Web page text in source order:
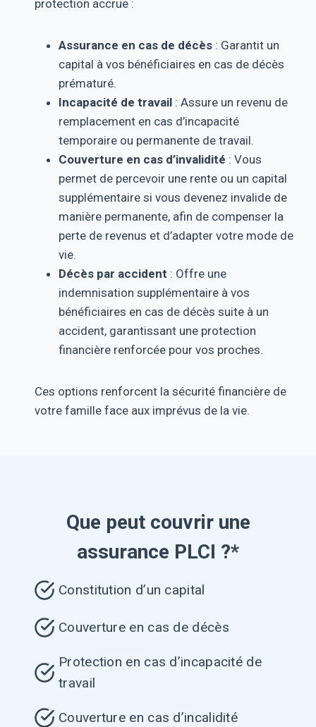
protection accrue :
Assurance en cas de décès : Garantit un
capital à vos bénéficiaires en cas de décès
prématuré.
Incapacité de travail : Assure un revenu de
remplacement en cas d’incapacité
temporaire ou permanente de travail.
Couverture en cas d’invalidité : Vous
permet de percevoir une rente ou un capital
supplémentaire si vous devenez invalide de
manière permanente, afin de compenser la
perte de revenus et d’adapter votre mode de
vie.
Décès par accident : Offre une
indemnisation supplémentaire à vos
bénéficiaires en cas de décès suite à un
accident, garantissant une protection
financière renforcée pour vos proches.
Ces options renforcent la sécurité financière de
votre famille face aux imprévus de la vie.
Que peut couvrir une
assurance PLCI ?*
Constitution d’un capital
Couverture en cas de décès
Protection en cas d’incapacité de
travail
Couverture en cas d’incalidité